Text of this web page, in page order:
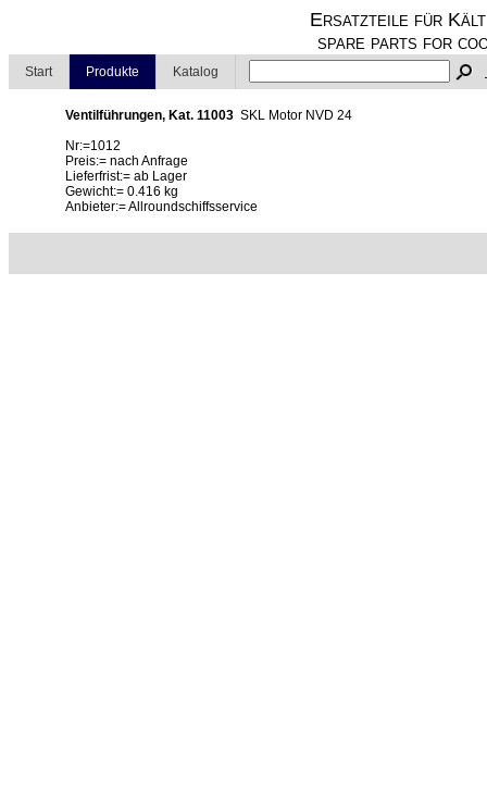
Ersatzteile für
spare parts for
Start Produkte Katalog
Ventilführungen, Kat. 11003SKL Motor NVD 24
Nr:=1012
Preis:= nach Anfrage
Lieferfrist:= ab Lager
Gewicht:= 0.416 kg
Anbieter:= Allroundschiffsservice